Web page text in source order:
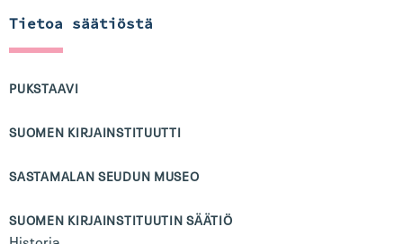
Tietoa säätiöstä
PUKSTAAVI
SUOMEN KIRJAINSTITUUTTI
SASTAMALAN SEUDUN MUSEO
SUOMEN KIRJAINSTITUUTIN SÄÄTIÖ